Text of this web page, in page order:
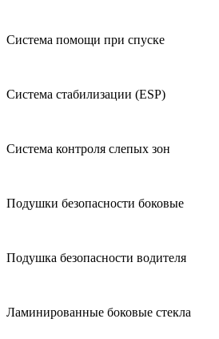
Система помощи при спуске
Система стабилизации (ESP)
Система контроля слепых зон
Подушки безопасности боковые
Подушка безопасности водителя
Ламинированные боковые стекла